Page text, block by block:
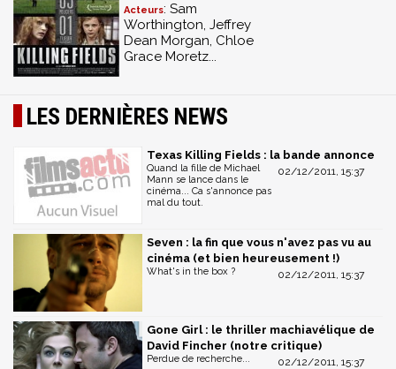
Acteurs: Sam
Worthington, Jeffrey
Dean Morgan, Chloe
Grace Moretz...
LES DERNIÈRES NEWS
Texas Killing Fields : la bande annonce
02/12/2011, 15:37
Quand la fille de Michael
Mann se lance dans le
cinéma... Ca s'annonce pas
mal du tout.
Seven : la fin que vous n'avez pas vu au
cinéma (et bien heureusement !)
02/12/2011, 15:37
What's in the box ?
Gone Girl : le thriller machiavélique de
David Fincher (notre critique)
02/12/2011, 15:37
Perdue de recherche...